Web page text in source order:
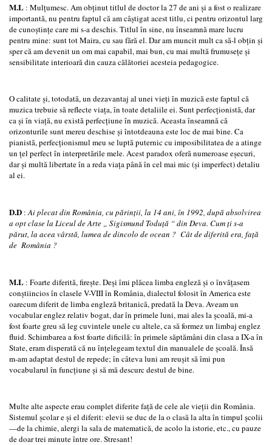
M.L : Mulţumesc. Am obţinut titlul de doctor la 27 de ani şi a fost o realizare
importantă, nu pentru faptul că am câştigat acest titlu, ci pentru orizontul larg
de cunoştinţe care mi s-a deschis. Titlul în sine, nu înseamnă mare lucru
pentru mine: sunt tot Maira, cu sau fără el. Dar am muncit mult ca să-l obţin şi
sper că am devenit un om mai capabil, mai bun, cu mai multă frumuseţe şi
sensibilitate interioară din cauza călătoriei acesteia pedagogice.
O calitate şi, totodată, un dezavantaj al unei vieţi în muzică este faptul că
muzica trebuie să reflecte viaţa, în toate detaliile ei. Sunt perfecţionistă, dar
ca şi în viaţă, nu există perfecţiune în muzică. Aceasta înseamnă că
orizonturile sunt mereu deschise şi întotdeauna este loc de mai bine. Ca
pianistă, perfecţionismul meu se luptă puternic cu imposibilitatea de a atinge
un ţel perfect în interpretările mele. Acest paradox oferă numeroase eşecuri,
dar şi multă libertate în a reda viaţa până în cel mai mic (şi imperfect) detaliu
al ei.
D.D :Ai plecat din România, cu părinţii, la 14 ani, în 1992, după absolvirea
a opt clase la Liceul de Arte „ Sigismund Toduţă “ din Deva. Cum ţi s-a
părut, la acea vârstă, lumea de dincolo de ocean ? Cât de diferită era, faţă
de România ?
M.L : Foarte diferită, fireşte. Deşi îmi plăcea limba engleză şi o învăţasem
conştiincios în clasele V-VIII în România, dialectul folosit în America este
oarecum diferit de limba engleză britanică, predată la Deva. Aveam un
vocabular englez relativ bogat, dar în primele luni, mai ales la şcoală, mi-a
fost foarte greu să leg cuvintele unele cu altele, ca să formez un limbaj englez
fluid. Schimbarea a fost foarte dificilă: în primele săptămâni din clasa a IX-a în
State, eram disperată că nu înţelegeam textul din manualele de şcoală. Însă
m-am adaptat destul de repede; în câteva luni am reuşit să îmi pun
vocabularul în funcţiune şi să mă descurc destul de bine.
Multe alte aspecte erau complet diferite faţă de cele ale vieţii din România.
Sistemul şcolar e şi el diferit: elevii se duc de la o clasă la alta în timpul şcolii
—de la chimie, alergi la sala de matematică, de acolo la istorie, etc., cu pauze
de doar trei minute între ore. Stresant!